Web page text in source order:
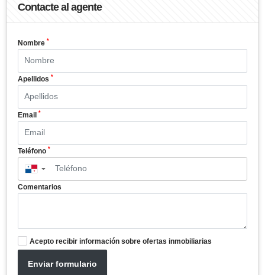
Contacte al agente
Nombre *
Apellidos *
Email *
Teléfono *
▼
Comentarios
Acepto recibir información sobre ofertas inmobiliarias
Enviar formulario